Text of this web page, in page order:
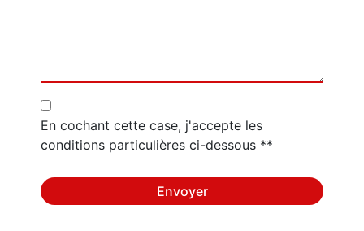
En cochant cette case, j'accepte les
conditions particulières ci-dessous **
Envoyer